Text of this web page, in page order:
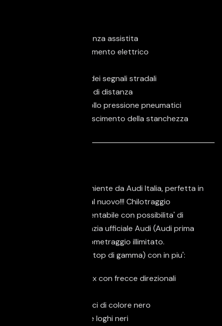
Frenata d'emergenza assistita
Freno di stazionamento elettrico
Riconoscimento dei segnali stradali
Sistema di avviso di distanza
Sistema di controllo pressione pneumatici
Sistema di riconoscimento della stanchezza
Auto azienale proveniente da Audi Italia, perfetta in
ogni sua parte, pari al nuovo!!! Chilotraggio
certificato e documentabile con possibilita' di
avere 4 anni di garanzia ufficiale Audi (Audi prima
scelta Plus) con chilometraggio illimitato.
Allestimento S-Line (top di gamma) con in piu':
Fari Full led Matrix con frecce direzionali
cerchi da 18 pollici di colore nero
specchi laterali e loghi neri